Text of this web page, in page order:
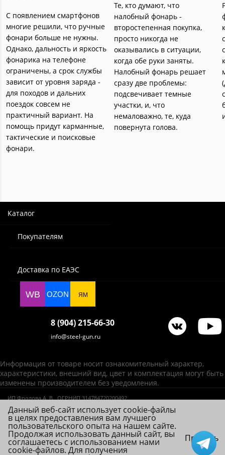
С появлением смартфонов
многие решили, что ручные
фонари больше не нужны.
Однако, дальность и яркость
фонарика на телефоне
ограничены, а срок службы
зависит от уровня заряда -
для походов и дальних
поездок совсем не
практичный вариант. На
помощь придут карманные,
тактические и поисковые
фонари.
Те, кто думают, что
налобный фонарь -
второстепенная покупка,
просто никогда не
оказывались в ситуации,
когда обе руки заняты.
Налобный фонарь решает
сразу две проблемы:
подсвечивает темные
участки, и, что
немаловажно, те, куда
повернута голова.
Каталог
Покупателям
Доставка по ЕАЭС
WB OZON ЯМ
8 (904) 215-66-30
info@steel-gun.ru
Информация от товаре носит ознакомительный характер,
характеристики, внешний вид, цвет и комплектация могут быть
изменены производителем без уведомления.
ИП Фролова А. В., ОГРНИП 314784720200492
© 2026 Steel-Gun (Стил Ган) - оптовый интернет-магазин ножей, пневматики,
товаров для страйкбола и туризма.
Данный веб-сайт использует cookie-файлы
в целях предоставления вам лучшего
пользовательского опыта на нашем сайте.
Продолжая использовать данный сайт, вы
соглашаетесь с использованием нами
cookie-файлов. Для получения
Принять